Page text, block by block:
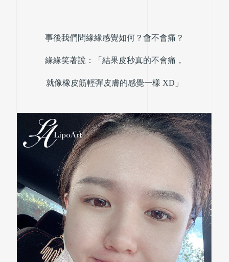
事後我們問緣緣感覺如何？會不會痛？
緣緣笑著說： 「結果皮秒真的不會痛，
就像橡皮筋輕彈皮膚的感覺一樣 XD」